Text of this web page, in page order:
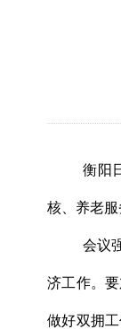
衡阳
核、养老
会议
济工作。
做好双拥